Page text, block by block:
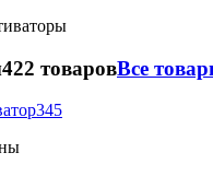
422 товаровВсе
345